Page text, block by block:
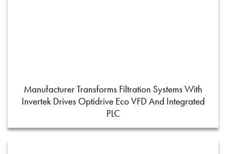
Manufacturer Transforms Filtration Systems With
Invertek Drives Optidrive Eco VFD And Integrated
PLC